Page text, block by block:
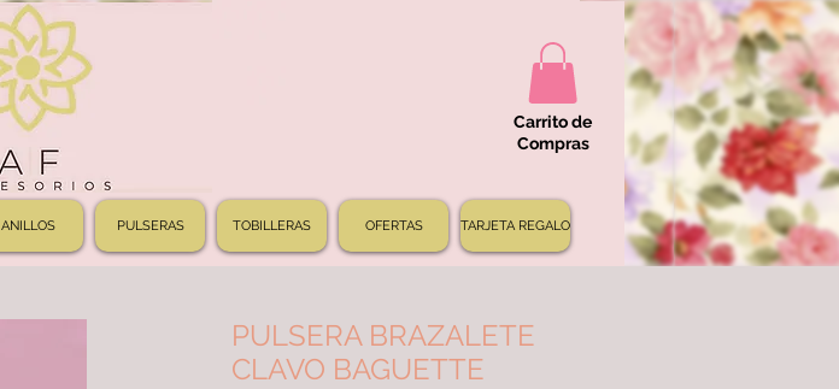
Carrito de
Compras
ANILLOS PULSERAS TOBILLERAS OFERTAS TARJETA REGALO
PULSERA BRAZALETE
CLAVO BAGUETTE